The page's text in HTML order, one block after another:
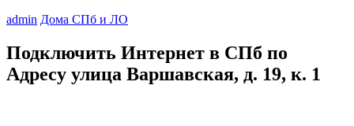
admin Дома СПб и ЛО
Подключить Интернет в СПб по
Адресу улица Варшавская, д. 19, к. 1